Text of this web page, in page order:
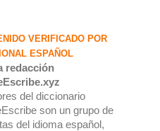
VERIFICADO POR
ESPAÑOL
redacción
del diccionario
son un grupo de
del idioma español,